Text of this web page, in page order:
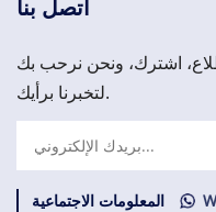
اتصل بنا
اشترك، ونحن نرحب بك
لتخبرنا برأيك.
المعلومات الاجتماعية